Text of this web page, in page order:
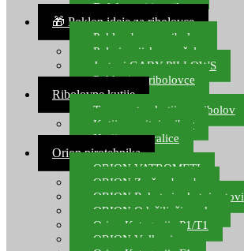
Dalekozori i optika
🎁 Poklon ideje za ribolovce
Poklon bon za ribolov
Polarizacijske naočale
Jastuci GABY PILLOWS
Pokloni za ribolovce
Ribolovne kutije
Transportne kutije za ribolov
Kutije za sitni pribor
Kutije za varalice
Orion pirotehnika
ORION VATROMETI
ORION Zračne bombe
ORION Rakete i raketni setovi
ORION Odašiljači zvuka
Orion Kategorija P1/T1
ORION Vulkani